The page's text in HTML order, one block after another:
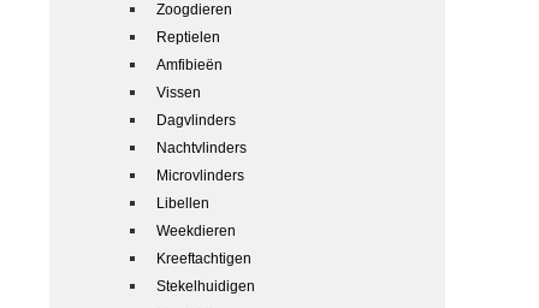
Zoogdieren
Reptielen
Amfibieën
Vissen
Dagvlinders
Nachtvlinders
Microvlinders
Libellen
Weekdieren
Kreeftachtigen
Stekelhuidigen